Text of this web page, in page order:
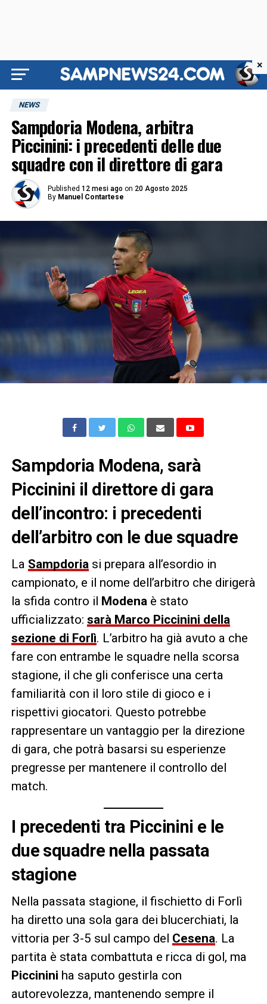
NEWS
Sampdoria Modena, arbitra
Piccinini: i precedenti delle due
squadre con il direttore di gara
Published 12 mesi ago on 20 Agosto 2025
By Manuel Contartese
Sampdoria Modena, sarà
Piccinini il direttore di gara
dell’incontro: i precedenti
dell’arbitro con le due squadre
La Sampdoriasi prepara all’esordio in
campionato, e il nome dell’arbitro che dirigerà
la sfida contro il Modenaè stato
ufficializzato: sarà Marco Piccinini della
sezione di Forlì. L’arbitro ha già avuto a che
fare con entrambe le squadre nella scorsa
stagione, il che gli conferisce una certa
familiarità con il loro stile di gioco e i
rispettivi giocatori. Questo potrebbe
rappresentare un vantaggio per la direzione
di gara, che potrà basarsi su esperienze
pregresse per mantenere il controllo del
match.
I precedenti tra Piccinini e le
due squadre nella passata
stagione
Nella passata stagione, il fischietto di Forlì
ha diretto una sola gara dei blucerchiati, la
vittoria per 3-5 sul campo del Cesena. La
partita è stata combattuta e ricca di gol, ma
Piccinini ha saputo gestirla con
autorevolezza, mantenendo sempre il
×